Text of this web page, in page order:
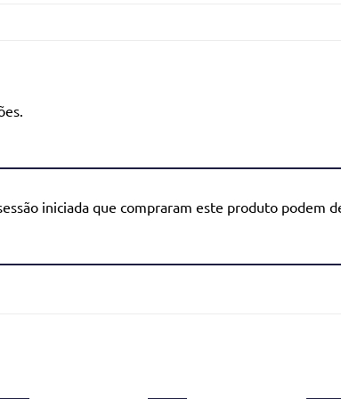
iniciada que compraram este produto podem